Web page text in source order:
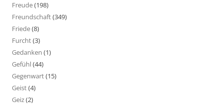
Freude(198)
Freundschaft(349)
Friede(8)
Furcht(3)
Gedanken (1)
Gefühl(44)
Gegenwart(15)
Geist(4)
Geiz(2)